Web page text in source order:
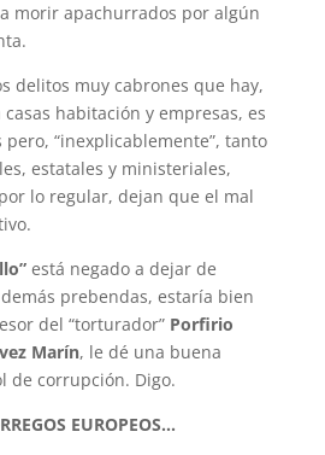
morir apachurrados por algún
delitos muy cabrones que hay,
habitación y empresas, es
“inexplicablemente”, tanto
estatales y ministeriales,
lo regular, dejan que el mal
está negado a dejar de
prebendas, estaría bien
del “torturador” Porfirio
Marín, le dé una buena
de corrupción. Digo.
EUROPEOS...